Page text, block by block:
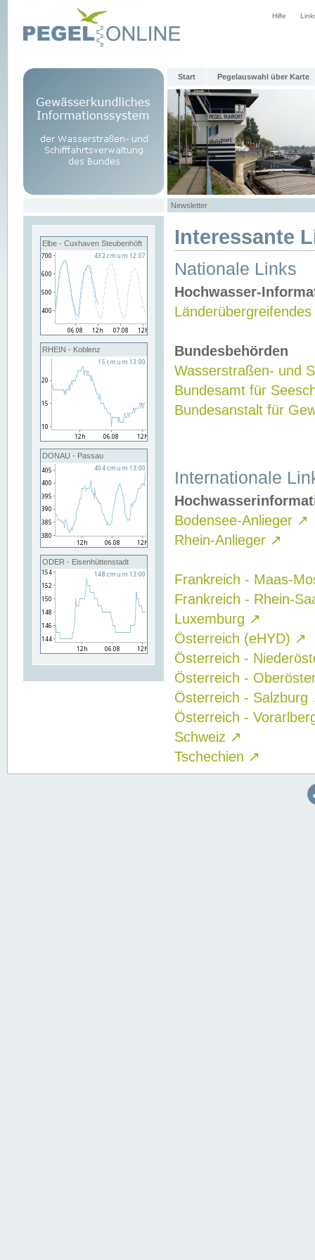
Hilfe
Start Pegelauswahl über Karte
Newsletter
Elbe - Cuxhaven Steubenhöft
RHEIN - Koblenz
DONAU - Passau
ODER - Eisenhüttenstadt
Interessante
Nationale Links
Hochwasser-
Bundesbehörden
Wasserstraßen- und
Bundesamt für
Bundesanstalt für
Internationale
Bodensee-Anlieger ↗
Rhein-Anlieger ↗
Frankreich - Maas-
Frankreich - Rhein-
Luxemburg ↗
Österreich (eHYD) ↗
Österreich -
Österreich -
Österreich - Salzburg
Österreich -
Schweiz ↗
Tschechien ↗